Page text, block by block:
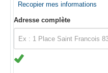
Recopier mes informations
Adresse complète